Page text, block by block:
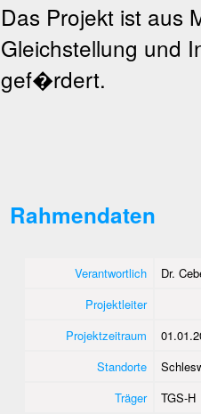
Das Projekt ist aus
Gleichstellung und
gef�rdert.
Rahmendaten
Verantwortlich
Dr.
Projektleiter
Projektzeitraum
Standorte
Träger
TGS-H